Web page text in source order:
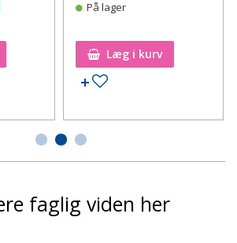
På lager
Læg i kurv
Tilføj til ønskeseddel
faglig viden her